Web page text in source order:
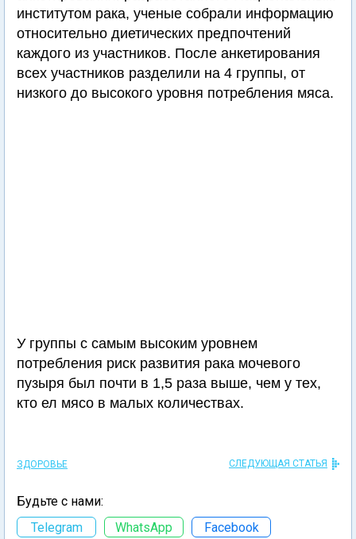
институтом рака, ученые собрали информацию
относительно диетических предпочтений
каждого из участников. После анкетирования
всех участников разделили на 4 группы, от
низкого до высокого уровня потребления мяса.
У группы с самым высоким уровнем
потребления риск развития рака мочевого
пузыря был почти в 1,5 раза выше, чем у тех,
кто ел мясо в малых количествах.
ЗДОРОВЬЕ СЛЕДУЮЩАЯ СТАТЬЯ
Будьте с нами:
Telegram
WhatsApp Facebook